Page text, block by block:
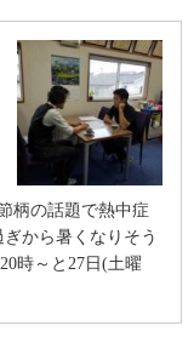
柄の話題で熱中症
から暑くなりそう
時～と27日(土曜